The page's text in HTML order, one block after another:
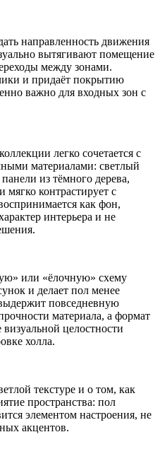
направленность движения
вытягивают помещение
между зонами.
и придаёт покрытию
важно для входных зон с
легко сочетается с
материалами: светлый
из тёмного дерева,
мягко контрастирует с
как фон,
интерьера и не
или «ёлочную» схему
и делает пол менее
повседневную
материала, а формат
целостности
холла.
текстуре и о том, как
пространства: пол
элементом настроения, не
акцентов.